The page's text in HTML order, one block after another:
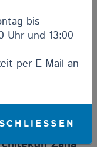
&
Innsbruck,
mit
die moderne
Bergisel-
bis
Uhr und 13:00
per E-Mail an
SCHLIESSEN